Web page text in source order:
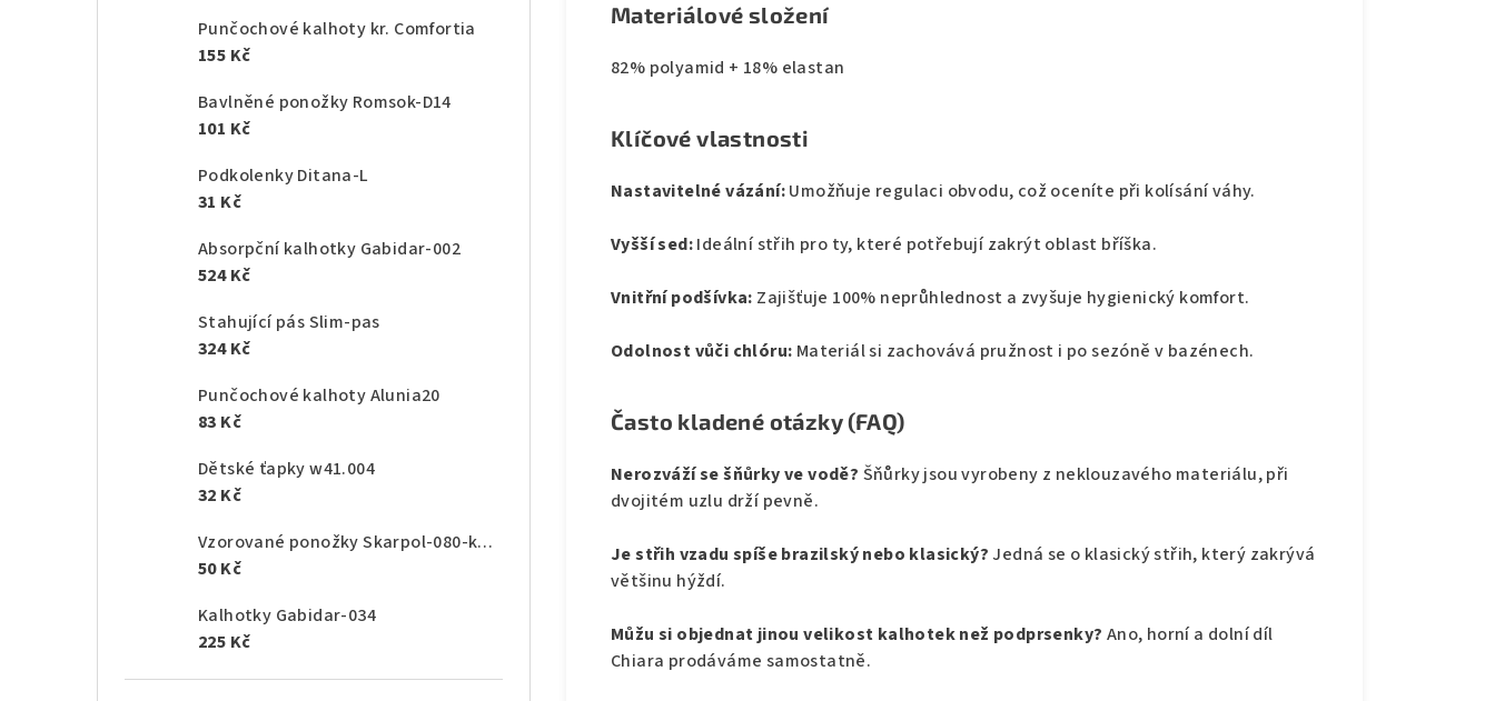
Punčochové kalhoty kr. Comfortia
155 Kč
Bavlněné ponožky Romsok-D14
101 Kč
Podkolenky Ditana-L
31 Kč
Absorpční kalhotky Gabidar-002
524 Kč
Stahující pás Slim-pas
324 Kč
Punčochové kalhoty Alunia20
83 Kč
Dětské ťapky w41.004
32 Kč
Vzorované ponožky Skarpol-080-kaktus
50 Kč
Kalhotky Gabidar-034
225 Kč
Materiálové složení
82% polyamid + 18% elastan
Klíčové vlastnosti
Nastavitelné vázání:Umožňuje regulaci obvodu, což oceníte při kolísání váhy.
Vyšší sed:Ideální střih pro ty, které potřebují zakrýt oblast bříška.
Vnitřní podšívka: Zajišťuje 100% neprůhlednost a zvyšuje hygienický komfort.
Odolnost vůči chlóru: Materiál si zachovává pružnost i po sezóně v bazénech.
Často kladené otázky (FAQ)
Nerozváží se šňůrky ve vodě? Šňůrky jsou vyrobeny z neklouzavého materiálu, při
dvojitém uzlu drží pevně.
Je střih vzadu spíše brazilský nebo klasický?Jedná se o klasický střih, který zakrývá
většinu hýždí.
Můžu si objednat jinou velikost kalhotek než podprsenky? Ano, horní a dolní díl
Chiara prodáváme samostatně.